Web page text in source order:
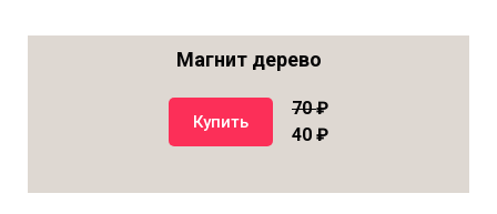
Магнит дерево
Купить
70₽
40 ₽